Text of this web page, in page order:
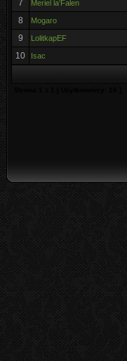
7 Meriel la'Falen
8 Mogaro
9 LolitkapEF
10 Isac